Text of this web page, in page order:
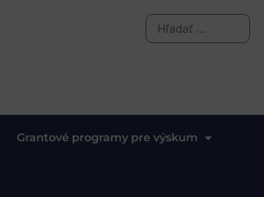
Grantové programy pre výskum